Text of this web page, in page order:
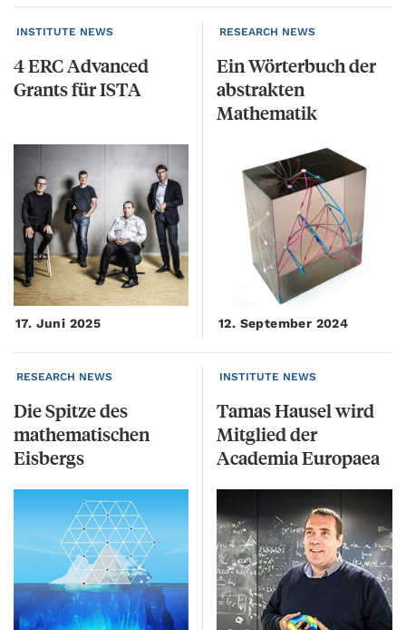
INSTITUTE NEWS
4ERCAdvanced
GrantsfürISTA
17. Juni 2025
RESEARCH NEWS
Ein Wörterbuch der
abstrakten
Mathematik
12. September 2024
RESEARCH NEWS
Die Spitze des
mathematischen
Eisbergs
INSTITUTE NEWS
Tamas Hausel wird
Mitglied der
Academia Europaea